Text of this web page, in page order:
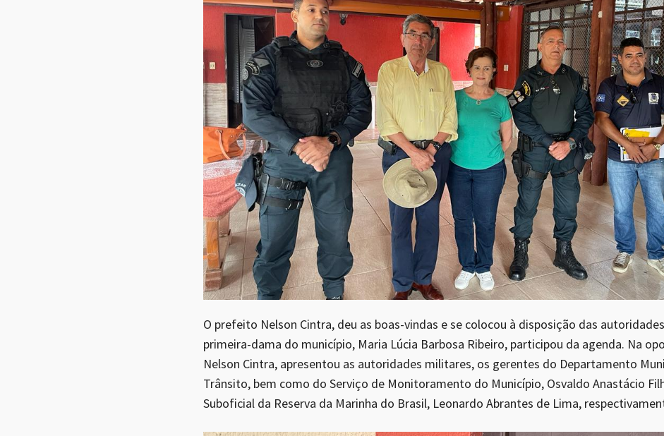
O prefeito Nelson Cintra, deu as boas-vindas e se colocou à disposição das
primeira-dama do município, Maria Lúcia Barbosa Ribeiro, participou da agenda. Na
Nelson Cintra, apresentou as autoridades militares, os gerentes do Departamento
Trânsito, bem como do Serviço de Monitoramento do Município, Osvaldo Anastácio
Suboficial da Reserva da Marinha do Brasil, Leonardo Abrantes de Lima,